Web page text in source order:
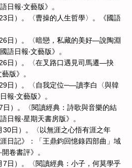
日報‧文藝版》。
日）。〈曹操的人生哲學〉。《國語
日）。〈暗戀，私藏的美好—說陶淵
語日報‧文藝版》。
日）。〈在叉路口遇見司馬遷—抉
版》。
日）。〈自我定位─—讀李白〈與韓
報‧文藝版》。
）。〈閱讀經典：詩歌與音樂的結
報‧星期天書房版》。
日）。〈以無涯之心悟有涯之年
日記》：「王鼎鈞回憶錄四部曲」域
卷書評》。
日）。〈閱讀經典：小子，何莫學乎